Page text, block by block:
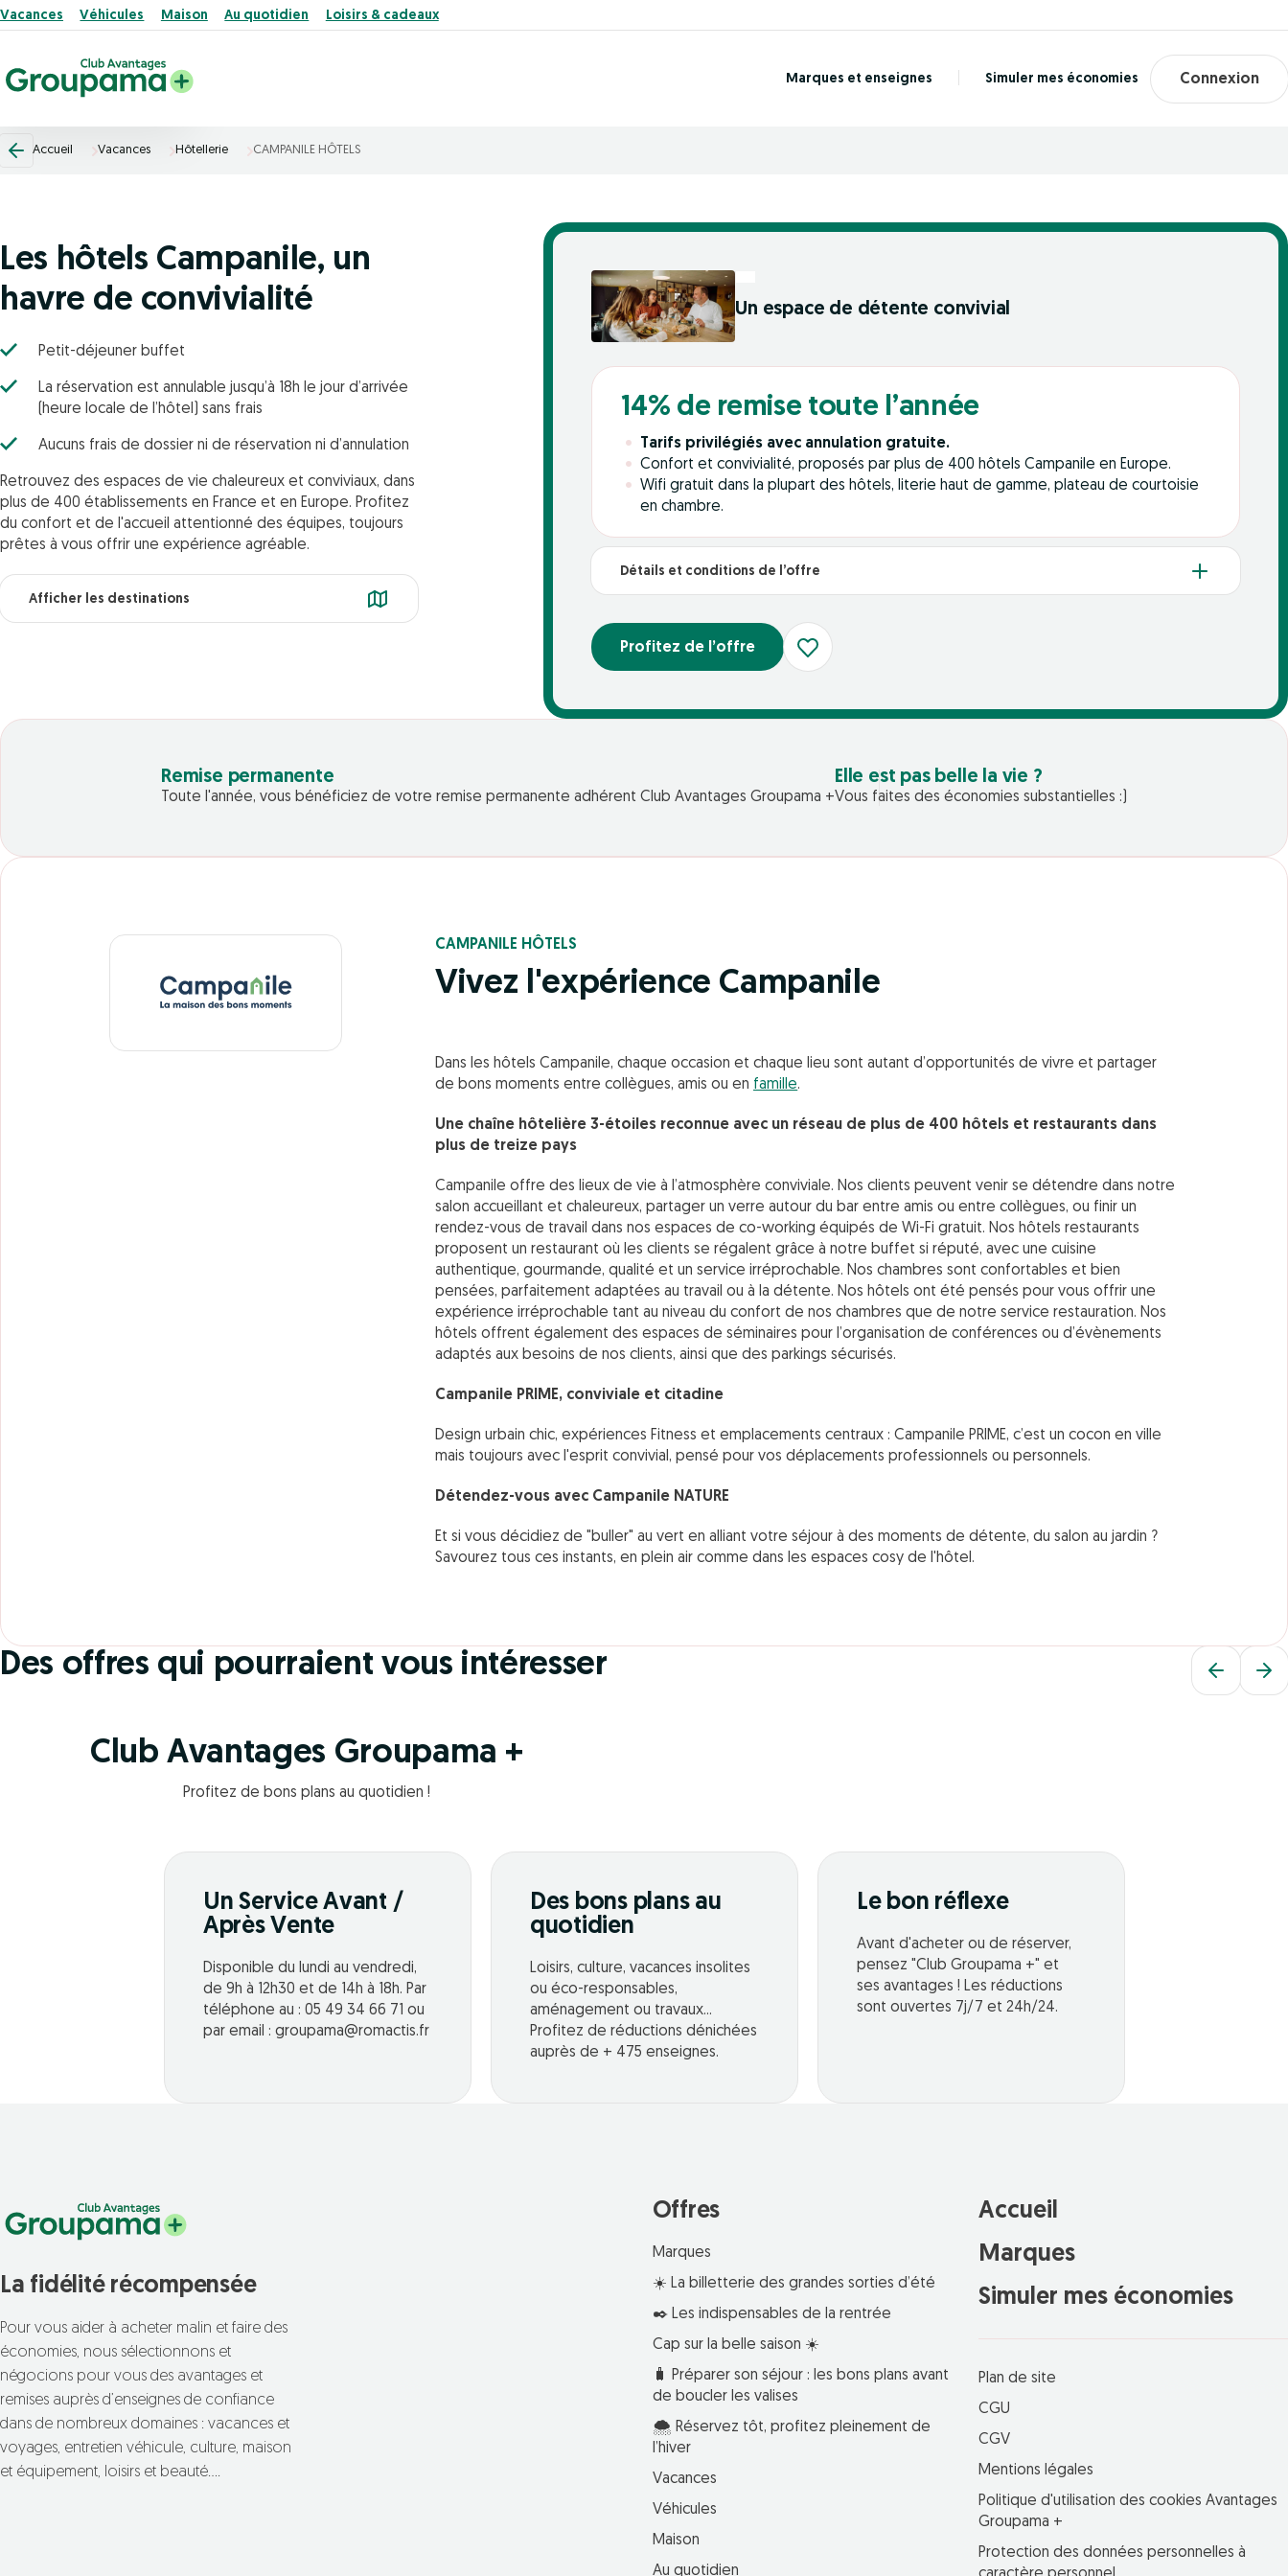
Vacances Véhicules Maison Au quotidien Loisirs & cadeaux
Marques et enseignes Simuler mes économies Connexion
Accueil Vacances Hôtellerie CAMPANILE HÔTELS
Les hôtels Campanile, un
havre de convivialité
Petit-déjeuner buffet
La réservation est annulable jusqu’à 18h le jour d’arrivée
(heure locale de l’hôtel) sans frais
Aucuns frais de dossier ni de réservation ni d’annulation
Retrouvez des espaces de vie chaleureux et conviviaux, dans
plus de 400 établissements en France et en Europe. Profitez
du confort et de l'accueil attentionné des équipes, toujours
prêtes à vous offrir une expérience agréable.
Afficher les destinations
Un espace de détente convivial
14% de remise toute l’année
Tarifs privilégiés avec annulation gratuite.
Confort et convivialité, proposés par plus de 400 hôtels Campanile en Europe.
Wifi gratuit dans la plupart des hôtels, literie haut de gamme, plateau de courtoisie
en chambre.
Détails et conditions de l’offre
Profitez de l’offre
Remise permanente
Toute l'année, vous bénéficiez de votre remise permanente adhérent Club Avantages Groupama +
Elle est pas belle la vie ?
Vous faites des économies substantielles :)
CAMPANILE HÔTELS
Vivez l'expérience Campanile
Dans les hôtels Campanile, chaque occasion et chaque lieu sont autant d’opportunités de vivre et partager
de bons moments entre collègues, amis ou en famille.
Une chaîne hôtelière 3-étoiles reconnue avec un réseau de plus de 400 hôtels et restaurants dans
plus de treize pays
Campanile offre des lieux de vie à l’atmosphère conviviale. Nos clients peuvent venir se détendre dans notre
salon accueillant et chaleureux, partager un verre autour du bar entre amis ou entre collègues, ou finir un
rendez-vous de travail dans nos espaces de co-working équipés de Wi-Fi gratuit. Nos hôtels restaurants
proposent un restaurant où les clients se régalent grâce à notre buffet si réputé, avec une cuisine
authentique, gourmande, qualité et un service irréprochable. Nos chambres sont confortables et bien
pensées, parfaitement adaptées au travail ou à la détente. Nos hôtels ont été pensés pour vous offrir une
expérience irréprochable tant au niveau du confort de nos chambres que de notre service restauration. Nos
hôtels offrent également des espaces de séminaires pour l’organisation de conférences ou d’évènements
adaptés aux besoins de nos clients, ainsi que des parkings sécurisés.
Campanile PRIME, conviviale et citadine
Design urbain chic, expériences Fitness et emplacements centraux : Campanile PRIME, c’est un cocon en ville
mais toujours avec l'esprit convivial, pensé pour vos déplacements professionnels ou personnels.
Détendez-vous avec Campanile NATURE
Et si vous décidiez de "buller" au vert en alliant votre séjour à des moments de détente, du salon au jardin ?
Savourez tous ces instants, en plein air comme dans les espaces cosy de l'hôtel.
Des offres qui pourraient vous intéresser
14% DE REMISE TOUTE L’ANNÉE
Club Avantages Groupama +
Profitez de bons plans au quotidien !
Un Service Avant /
Après Vente
Disponible du lundi au vendredi,
de 9h à 12h30 et de 14h à 18h. Par
téléphone au : 05 49 34 66 71 ou
par email : groupama@romactis.fr
Des bons plans au
quotidien
Loisirs, culture, vacances insolites
ou éco-responsables,
aménagement ou travaux...
Profitez de réductions dénichées
auprès de + 475 enseignes.
Le bon réflexe
Avant d'acheter ou de réserver,
pensez "Club Groupama +" et
ses avantages ! Les réductions
sont ouvertes 7j/7 et 24h/24.
La fidélité récompensée
Pour vous aider à acheter malin et faire des
économies, nous sélectionnons et
négocions pour vous des avantages et
remises auprès d’enseignes de confiance
dans de nombreux domaines : vacances et
voyages, entretien véhicule, culture, maison
et équipement, loisirs et beauté….
Offres
Marques
☀️ La billetterie des grandes sorties d’été
✒️ Les indispensables de la rentrée
Cap sur la belle saison ☀️
🧳 Préparer son séjour : les bons plans avant
de boucler les valises
🌨️ Réservez tôt, profitez pleinement de
l’hiver
Vacances
Véhicules
Maison
Au quotidien
Accueil
Marques
Simuler mes économies
Plan de site
CGU
CGV
Mentions légales
Politique d'utilisation des cookies Avantages
Groupama +
Protection des données personnelles à